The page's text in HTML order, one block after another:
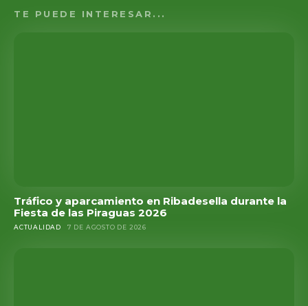
TE PUEDE INTERESAR...
Tráfico y aparcamiento en Ribadesella durante la
Fiesta de las Piraguas 2026
ACTUALIDAD 7 DE AGOSTO DE 2026